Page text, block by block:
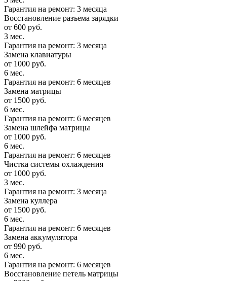
Гарантия на ремонт: 3 месяца
Восстановление разъема зарядки
от 600 руб.
3 мес.
Гарантия на ремонт: 3 месяца
Замена клавиатуры
от 1000 руб.
6 мес.
Гарантия на ремонт: 6 месяцев
Замена матрицы
от 1500 руб.
6 мес.
Гарантия на ремонт: 6 месяцев
Замена шлейфа матрицы
от 1000 руб.
6 мес.
Гарантия на ремонт: 6 месяцев
Чистка системы охлаждения
от 1000 руб.
3 мес.
Гарантия на ремонт: 3 месяца
Замена куллера
от 1500 руб.
6 мес.
Гарантия на ремонт: 6 месяцев
Замена аккумулятора
от 990 руб.
6 мес.
Гарантия на ремонт: 6 месяцев
Восстановление петель матрицы